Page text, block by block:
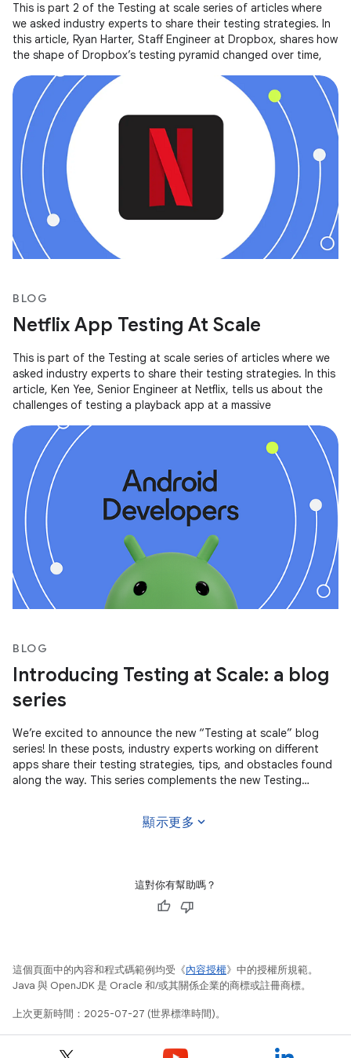
This is part 2 of the Testing at scale series of articles where
we asked industry experts to share their testing strategies. In
this article, Ryan Harter, Staff Engineer at Dropbox, shares how
the shape of Dropbox’s testing pyramid changed over time,
BLOG
Netflix App Testing At Scale
This is part of the Testing at scale series of articles where we
asked industry experts to share their testing strategies. In this
article, Ken Yee, Senior Engineer at Netflix, tells us about the
challenges of testing a playback app at a massive
BLOG
Introducing Testing at Scale: a blog
series
We’re excited to announce the new “Testing at scale” blog
series! In these posts, industry experts working on different
apps share their testing strategies, tips, and obstacles found
along the way. This series complements the new Testing
顯示更多 expand_more
這對你有幫助嗎？
這個頁面中的內容和程式碼範例均受《內容授權》中的授權所規範。
Java 與 OpenJDK 是 Oracle 和/或其關係企業的商標或註冊商標。
上次更新時間：2025-07-27 (世界標準時間)。